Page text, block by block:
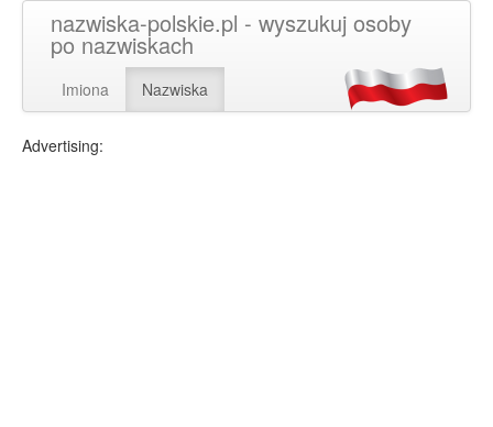
nazwiska-polskie.pl - wyszukuj osoby
po nazwiskach
Imiona Nazwiska
Advertising: